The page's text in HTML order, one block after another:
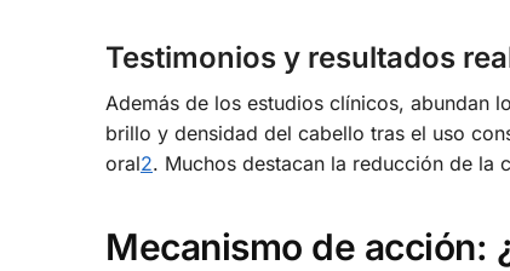
Testimonios y resultados
Además de los estudios clínicos, abundan
brillo y densidad del cabello tras el uso
oral2. Muchos destacan la reducción de la
Mecanismo de acción: